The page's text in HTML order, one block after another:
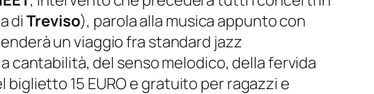
diTreviso), parola alla musica appunto con
un viaggio fra standard jazz
cantabilità, del senso melodico, della fervida
15 EURO e gratuito per ragazzi e